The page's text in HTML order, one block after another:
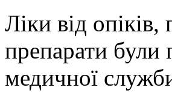
Ліки від
препарати були
медичної